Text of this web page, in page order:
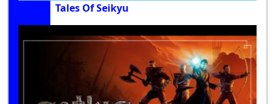
Tales Of Seikyu